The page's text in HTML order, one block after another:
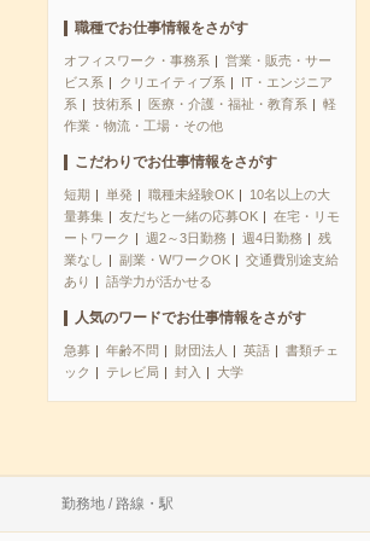
職種でお仕事情報をさがす
オフィスワーク・事務系
営業・販売・サー
ビス系
クリエイティブ系
IT・エンジニア
系
技術系 医療・介護・福祉・教育系
軽
作業・物流・工場・その他
こだわりでお仕事情報をさがす
短期 単発 職種未経験OK
10名以上の大
量募集
友だちと一緒の応募OK
在宅・リモ
ートワーク
週2～3日勤務 週4日勤務
残
業なし
副業・WワークOK
交通費別途支給
あり
語学力が活かせる
人気のワードでお仕事情報をさがす
急募 年齢不問 財団法人 英語
書類チェ
ック
テレビ局 封入 大学
勤務地 / 路線・駅